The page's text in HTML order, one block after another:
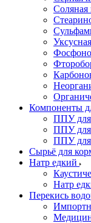
Соляная
Компоненты
ППУ для
ППУ для
ППУ для
Сырьё для
Натр едкий
Натр
Перекись